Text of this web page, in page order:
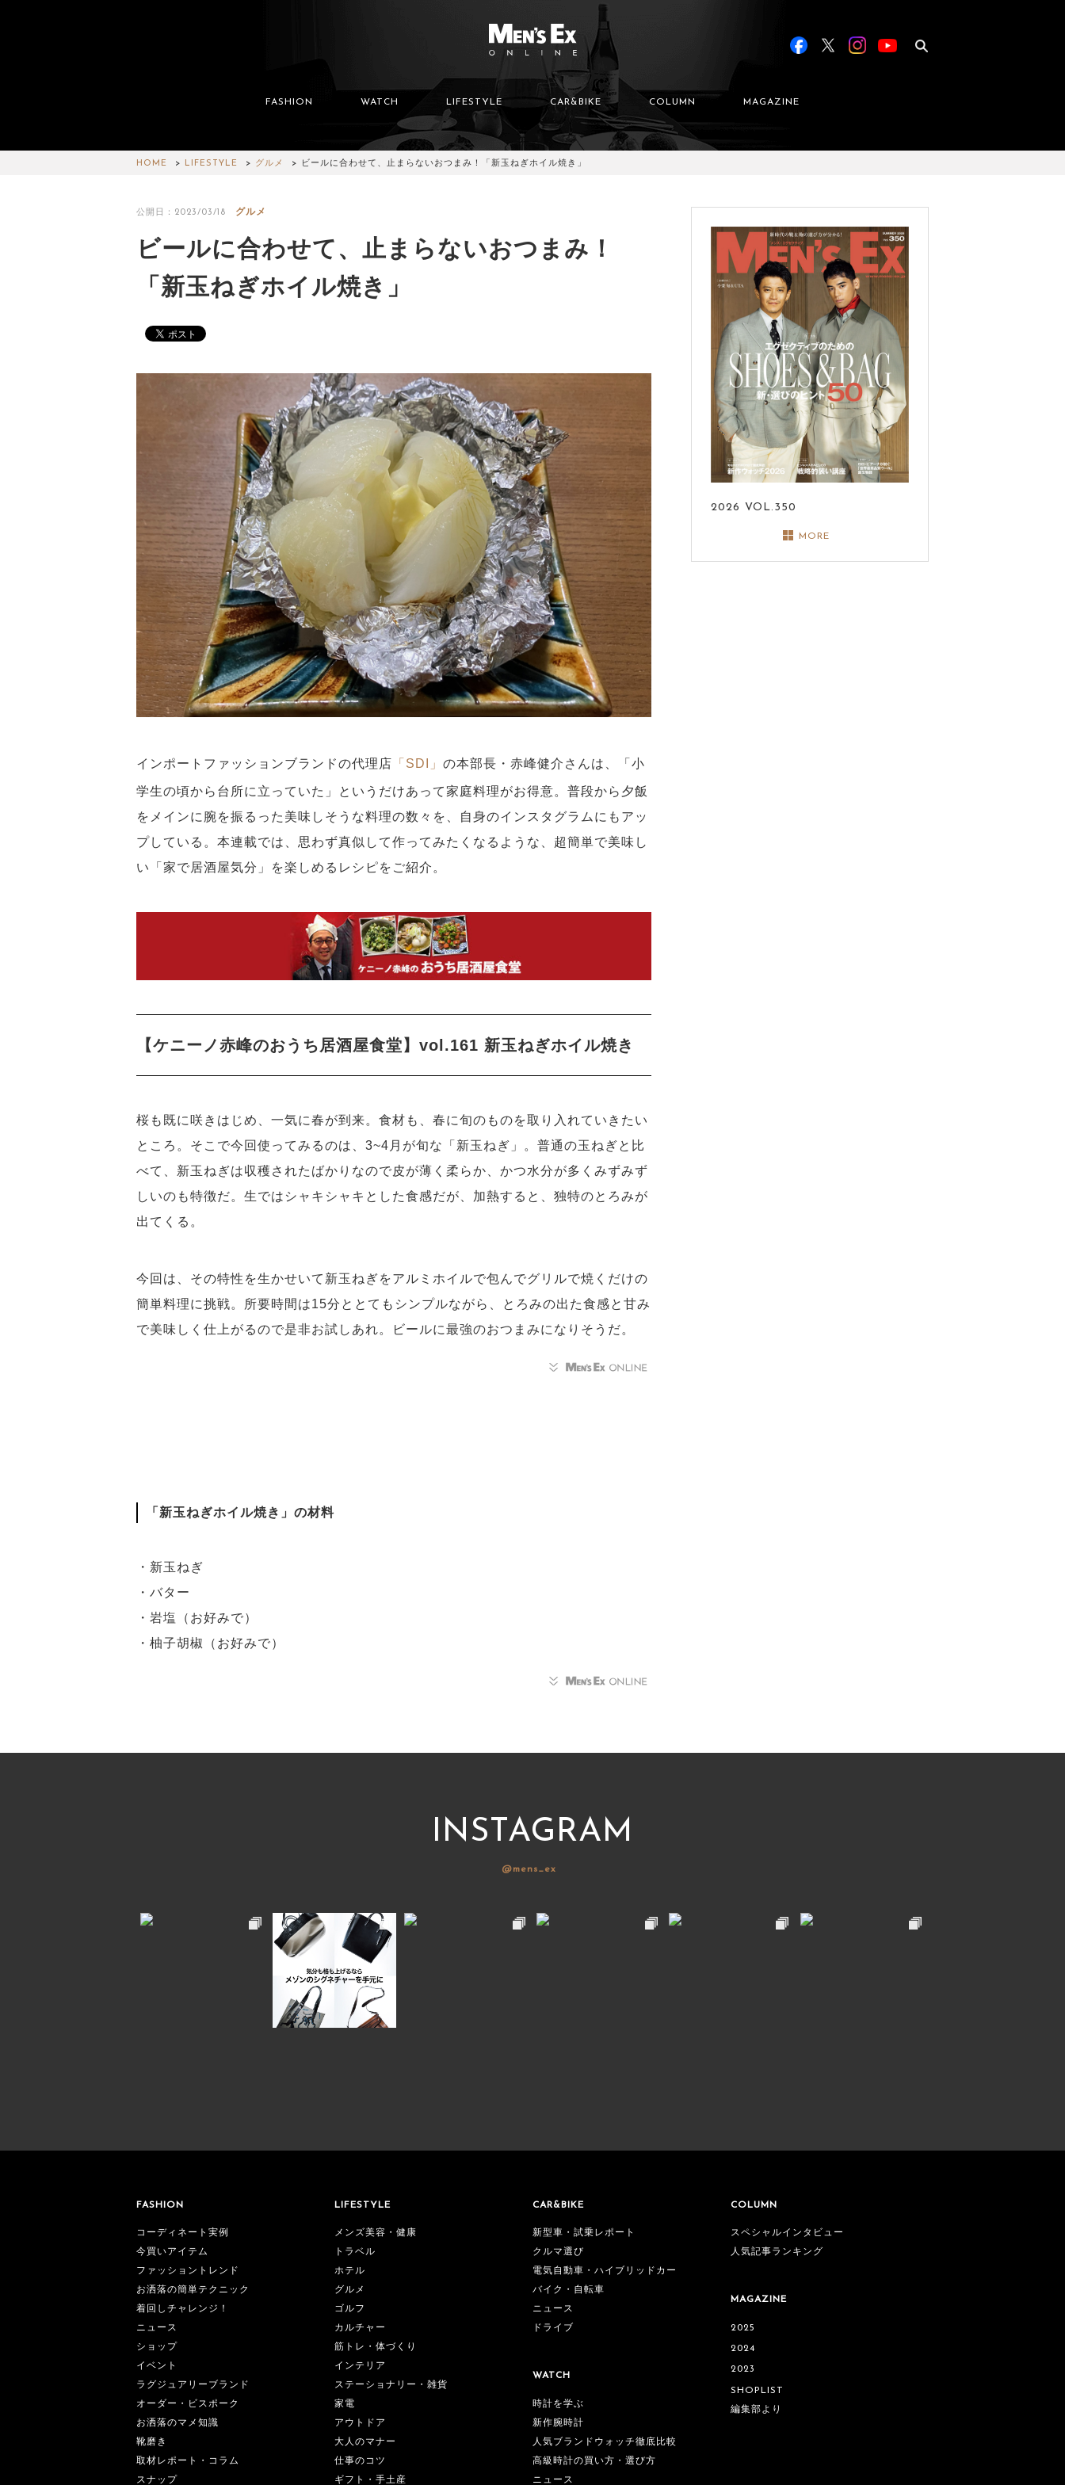
FASHION WATCH LIFESTYLE CAR&BIKE COLUMN MAGAZINE
HOME LIFESTYLE グルメ ビールに合わせて、止まらないおつまみ！「新玉ねぎホイル焼き」
公開日：2023/03/18 グルメ
ビールに合わせて、止まらないおつまみ！
「新玉ねぎホイル焼き」
インポートファッションブランドの代理店 「SDI」 の本部長・赤峰健介さんは、「小
学生の頃から台所に立っていた」というだけあって家庭料理がお得意。普段から夕飯
をメインに腕を振るった美味しそうな料理の数々を、自身のインスタグラムにもアッ
プしている。本連載では、思わず真似して作ってみたくなるような、超簡単で美味し
い「家で居酒屋気分」を楽しめるレシピをご紹介。
【ケニーノ赤峰のおうち居酒屋食堂】vol.161 新玉ねぎホイル焼き
桜も既に咲きはじめ、一気に春が到来。食材も、春に旬のものを取り入れていきたい
ところ。そこで今回使ってみるのは、3~4月が旬な「新玉ねぎ」。普通の玉ねぎと比
べて、新玉ねぎは収穫されたばかりなので皮が薄く柔らか、かつ水分が多くみずみず
しいのも特徴だ。生ではシャキシャキとした食感だが、加熱すると、独特のとろみが
出てくる。
今回は、その特性を生かせいて新玉ねぎをアルミホイルで包んでグリルで焼くだけの
簡単料理に挑戦。所要時間は15分ととてもシンプルながら、とろみの出た食感と甘み
で美味しく仕上がるので是非お試しあれ。ビールに最強のおつまみになりそうだ。
2026 VOL.350
MORE
「新玉ねぎホイル焼き」の材料
・新玉ねぎ
・バター
・岩塩（お好みで）
・柚子胡椒（お好みで）
INSTAGRAM
@mens_ex
FASHION
コーディネート実例
今買いアイテム
ファッショントレンド
お洒落の簡単テクニック
着回しチャレンジ！
ニュース
ショップ
イベント
ラグジュアリーブランド
オーダー・ビスポーク
お洒落のマメ知識
靴磨き
取材レポート・コラム
スナップ
LIFESTYLE
メンズ美容・健康
トラベル
ホテル
グルメ
ゴルフ
カルチャー
筋トレ・体づくり
インテリア
ステーショナリー・雑貨
家電
アウトドア
大人のマナー
仕事のコツ
ギフト・手土産
CAR&BIKE
新型車・試乗レポート
クルマ選び
電気自動車・ハイブリッドカー
バイク・自転車
ニュース
ドライブ
WATCH
時計を学ぶ
新作腕時計
人気ブランドウォッチ徹底比較
高級時計の買い方・選び方
ニュース
COLUMN
スペシャルインタビュー
人気記事ランキング
MAGAZINE
2025
2024
2023
SHOPLIST
編集部より